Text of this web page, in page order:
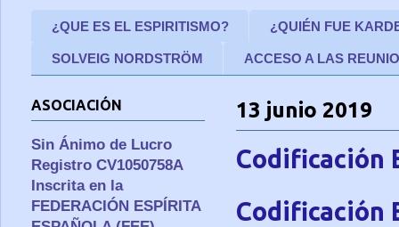
¿QUE ES EL ESPIRITISMO? ¿QUIÉN FUE
SOLVEIG NORDSTRÖM ACCESO A LAS
13 junio 2019
Codificación
Codificación
ASOCIACIÓN
Sin Ánimo de Lucro
Registro CV1050758A
Inscrita en la
FEDERACIÓN ESPÍRITA